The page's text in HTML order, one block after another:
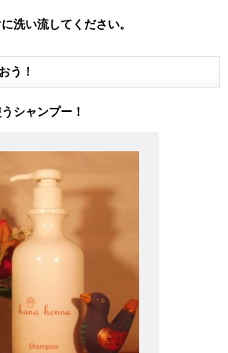
洗い流してください。
う！
シャンプー！